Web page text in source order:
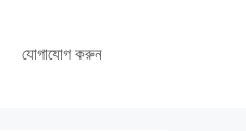
যোগাযোগ করুন